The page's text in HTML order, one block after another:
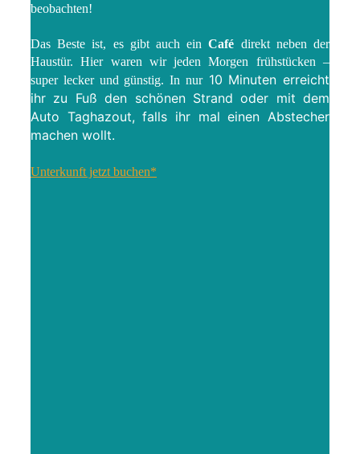
beobachten!
Das Beste ist, es gibt auch einCafé direkt neben der
Haustür. Hier waren wir jeden Morgen frühstücken –
super lecker und günstig. In nur10 Minuten erreicht
ihr zu Fuß den schönen Strand oder mit dem
Auto Taghazout, falls ihr mal einen Abstecher
machen wollt.
Unterkunft jetzt buchen*